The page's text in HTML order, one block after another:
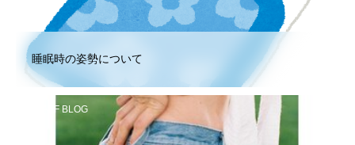
睡眠時の姿勢について
STAFF BLOG